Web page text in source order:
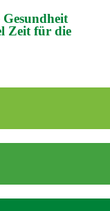
Zeit für die